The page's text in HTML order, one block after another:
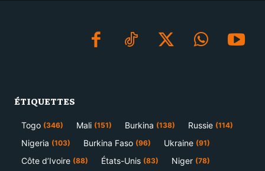
ÉTIQUETTES
Togo (346) Mali (151) Burkina (138) Russie (114)
Nigeria (103) Burkina Faso (96) Ukraine (91)
Côte d’Ivoire (88) États-Unis (83) Niger (78)